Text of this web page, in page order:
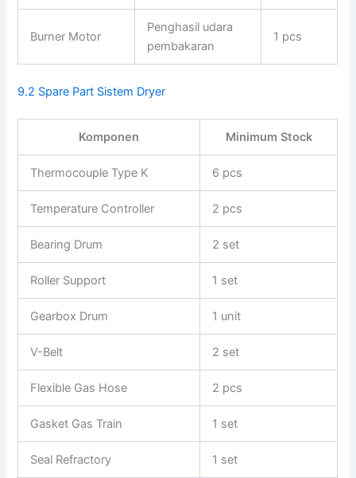
Burner Motor
Penghasil udara
pembakaran
1 pcs
9.2 Spare Part Sistem Dryer
Komponen Minimum Stock
Thermocouple Type K 6 pcs
Temperature Controller 2 pcs
Bearing Drum 2 set
Roller Support 1 set
Gearbox Drum 1 unit
V-Belt 2 set
Flexible Gas Hose 2 pcs
Gasket Gas Train 1 set
Seal Refractory 1 set